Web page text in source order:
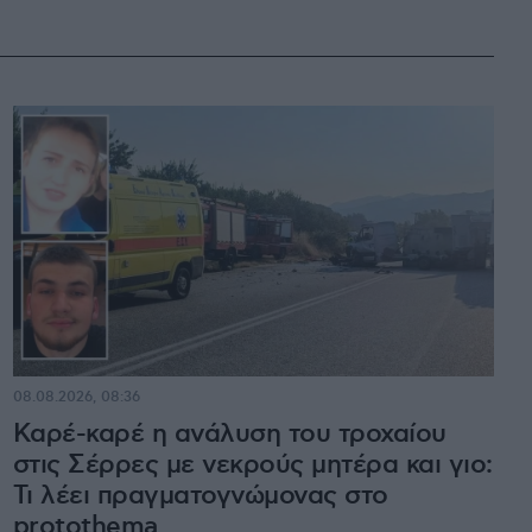
Καρέ-καρέ η ανάλυση του τροχαίου
στις Σέρρες με νεκρούς μητέρα και γιο:
Τι λέει πραγματογνώμονας στο
08.08.2026, 08:36